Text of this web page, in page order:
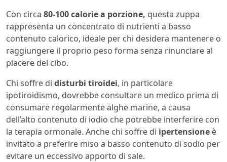
Con circa 80-100 calorie a porzione, questa zuppa
rappresenta un concentrato di nutrienti a basso
contenuto calorico, ideale per chi desidera mantenere o
raggiungere il proprio peso forma senza rinunciare al
piacere del cibo.
Chi soffre di disturbi tiroidei, in particolare
ipotiroidismo, dovrebbe consultare un medico prima di
consumare regolarmente alghe marine, a causa
dell’alto contenuto di iodio che potrebbe interferire con
la terapia ormonale. Anche chi soffre di ipertensione è
invitato a preferire miso a basso contenuto di sodio per
evitare un eccessivo apporto di sale.